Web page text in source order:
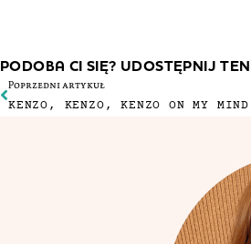
PODOBA CI SIĘ? UDOSTĘPNIJ
Poprzedni artykuł
KENZO, KENZO, KENZO ON MY MIND